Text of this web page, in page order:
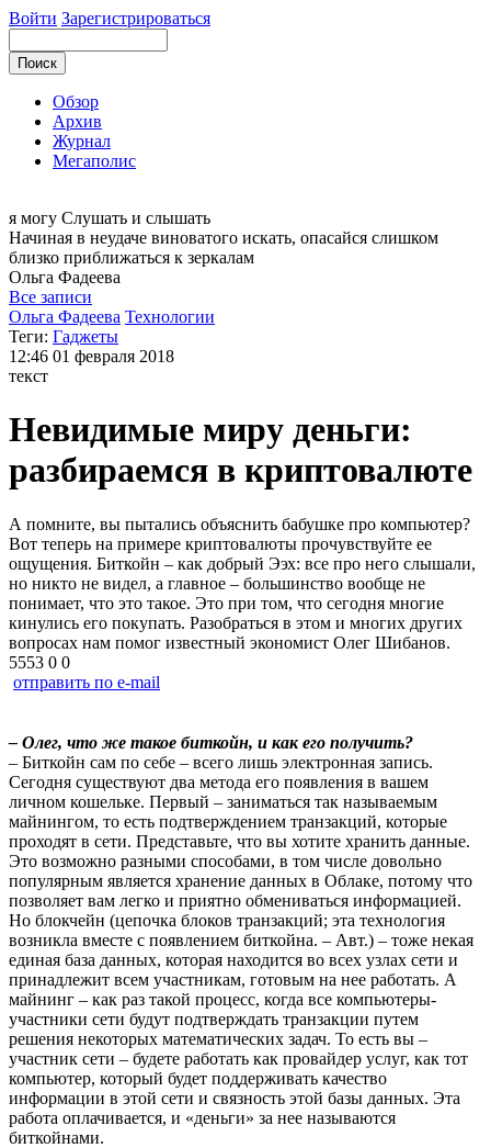
Войти Зарегистрироваться
Обзор
Архив
Журнал
Мегаполис
я могу Слушать и слышать
Начиная в неудаче виноватого искать, опасайся слишком
близко приближаться к зеркалам
Ольга Фадеева
Все записи
Ольга Фадеева Технологии
Теги: Гаджеты
12:46 01 февраля 2018
текст
Невидимые миру деньги:
разбираемся в криптовалюте
А помните, вы пытались объяснить бабушке про компьютер?
Вот теперь на примере криптовалюты прочувствуйте ее
ощущения. Биткойн – как добрый Ээх: все про него слышали,
но никто не видел, а главное – большинство вообще не
понимает, что это такое. Это при том, что сегодня многие
кинулись его покупать. Разобраться в этом и многих других
вопросах нам помог известный экономист Олег Шибанов.
5553 0 0
отправить по e-mail
– Олег, что же такое биткойн, и как его получить?
– Биткойн сам по себе – всего лишь электронная запись.
Сегодня существуют два метода его появления в вашем
личном кошельке. Первый – заниматься так называемым
майнингом, то есть подтверждением транзакций, которые
проходят в сети. Представьте, что вы хотите хранить данные.
Это возможно разными способами, в том числе довольно
популярным является хранение данных в Облаке, потому что
позволяет вам легко и приятно обмениваться информацией.
Но блокчейн (цепочка блоков транзакций; эта технология
возникла вместе с появлением биткойна. – Авт.) – тоже некая
единая база данных, которая находится во всех узлах сети и
принадлежит всем участникам, готовым на нее работать. А
майнинг – как раз такой процесс, когда все компьютеры-
участники сети будут подтверждать транзакции путем
решения некоторых математических задач. То есть вы –
участник сети – будете работать как провайдер услуг, как тот
компьютер, который будет поддерживать качество
информации в этой сети и связность этой базы данных. Эта
работа оплачивается, и «деньги» за нее называются
биткойнами.